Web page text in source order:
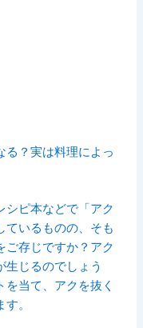
る？実は料理によっ
シピ本などで「アク
ているものの、そも
ご存じですか？アク
生じるのでしょう
当て、アクを抜く
。